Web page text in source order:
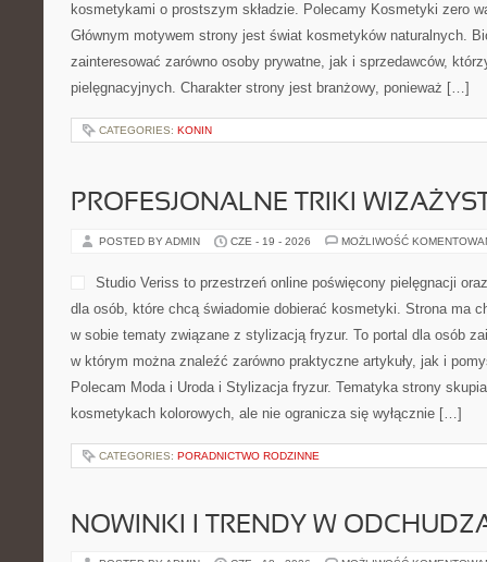
kosmetykami o prostszym składzie. Polecamy Kosmetyki zero
Głównym motywem strony jest świat kosmetyków naturalnych.
zainteresować zarówno osoby prywatne, jak i sprzedawców,
pielęgnacyjnych. Charakter strony jest branżowy, ponieważ […]
CATEGORIES: KONIN
PROFESJONALNE TRIKI
POSTED BY ADMIN CZE - 19 - 2026 MOŻLIWOŚĆ
Studio Veriss to przestrzeń online poświęcony pielęgnacji
dla osób, które chcą świadomie dobierać kosmetyki. Strona ma
w sobie tematy związane z stylizacją fryzur. To portal dla osób
w którym można znaleźć zarówno praktyczne artykuły, jak i
Polecam Moda i Uroda i Stylizacja fryzur. Tematyka strony
kosmetykach kolorowych, ale nie ogranicza się wyłącznie […]
CATEGORIES: PORADNICTWO RODZINNE
NOWINKI I TRENDY W